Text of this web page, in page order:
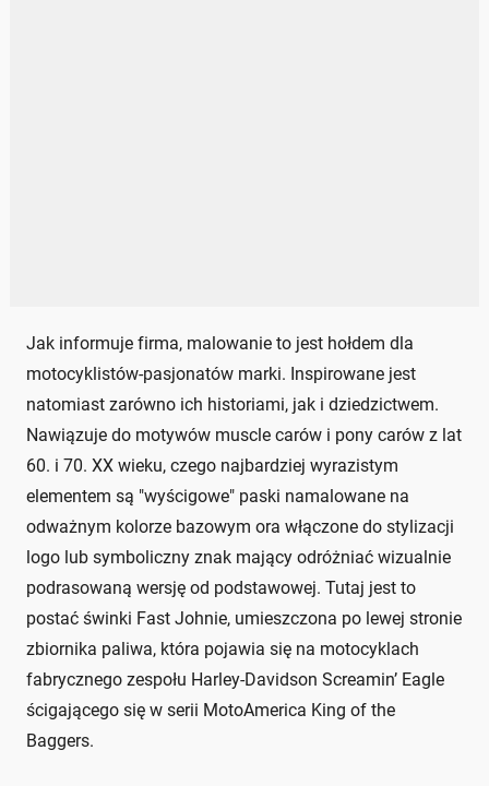
Jak informuje firma, malowanie to jest hołdem dla
motocyklistów-pasjonatów marki. Inspirowane jest
natomiast zarówno ich historiami, jak i dziedzictwem.
Nawiązuje do motywów muscle carów i pony carów z lat
60. i 70. XX wieku, czego najbardziej wyrazistym
elementem są "wyścigowe" paski namalowane na
odważnym kolorze bazowym ora włączone do stylizacji
logo lub symboliczny znak mający odróżniać wizualnie
podrasowaną wersję od podstawowej. Tutaj jest to
postać świnki Fast Johnie, umieszczona po lewej stronie
zbiornika paliwa, która pojawia się na motocyklach
fabrycznego zespołu Harley-Davidson Screamin’ Eagle
ścigającego się w serii MotoAmerica King of the
Baggers.